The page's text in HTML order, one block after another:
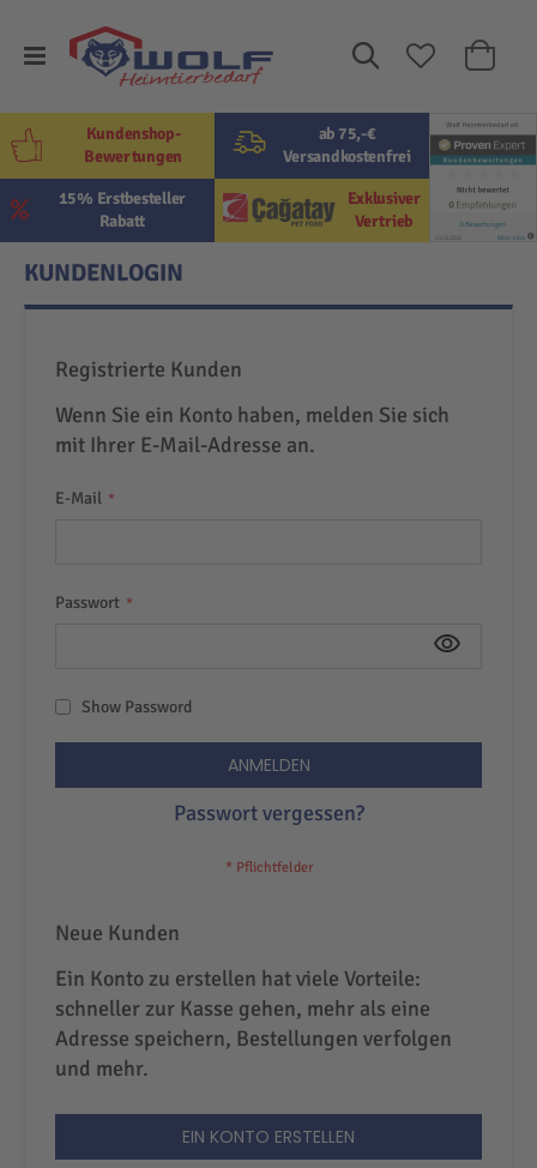
Suche
Mein
ab 75,-€
Versandkostenfrei
Exklusiver
Vertrieb
15% Erstbesteller
Rabatt
Kundenshop-
Bewertungen
KUNDENLOGIN
Registrierte Kunden
Wenn Sie ein Konto haben, melden Sie sich
mit Ihrer E-Mail-Adresse an.
E-Mail
Passwort
Show Password
ANMELDEN
Passwort vergessen?
Neue Kunden
Ein Konto zu erstellen hat viele Vorteile:
schneller zur Kasse gehen, mehr als eine
Adresse speichern, Bestellungen verfolgen
und mehr.
EIN KONTO ERSTELLEN